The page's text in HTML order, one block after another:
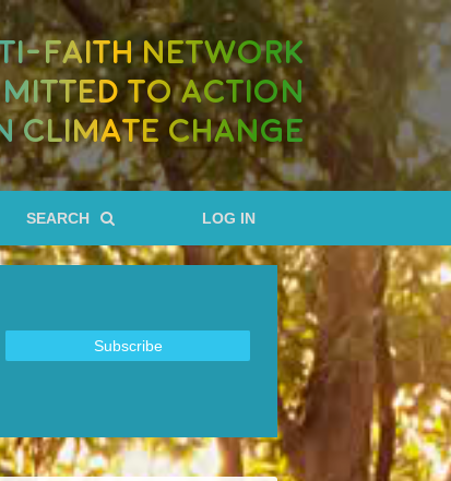
FAITH NETWORK
TO ACTION
CLIMATE CHANGE
SEARCH LOG IN